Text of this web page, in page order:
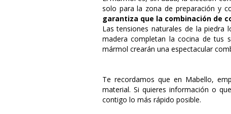
solo para la zona de preparación y
garantiza que la combinación de
Las tensiones naturales de la piedra
madera completan la cocina de tus
mármol crearán una espectacular
Te recordamos que en Mabello,
material. Si quieres información o
contigo lo más rápido posible.